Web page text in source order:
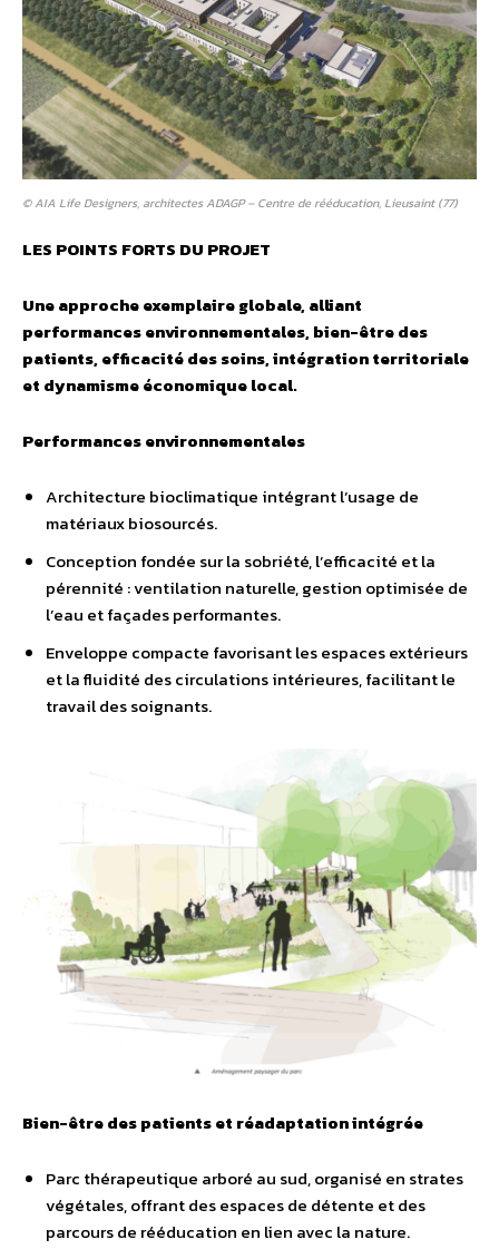
© AIA Life Designers, architectes ADAGP – Centre de rééducation, Lieusaint (77)
LES POINTS FORTS DU PROJET
Une approche exemplaire globale, alliant
performances environnementales, bien-être des
patients, efficacité des soins, intégration territoriale
et dynamisme économique local.
Performances environnementales
Architecture bioclimatique intégrant l’usage de
matériaux biosourcés.
Conception fondée sur la sobriété, l’efficacité et la
pérennité : ventilation naturelle, gestion optimisée de
l’eau et façades performantes.
Enveloppe compacte favorisant les espaces extérieurs
et la fluidité des circulations intérieures, facilitant le
travail des soignants.
Bien-être des patients et réadaptation intégrée
Parc thérapeutique arboré au sud, organisé en strates
végétales, offrant des espaces de détente et des
parcours de rééducation en lien avec la nature.